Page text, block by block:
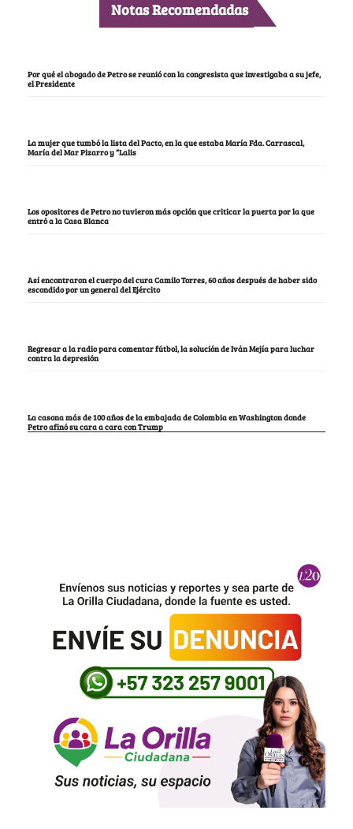
Notas Recomendadas
Por qué el abogado de Petro se reunió con la congresista que investigaba a su jefe,
el Presidente
La mujer que tumbó la lista del Pacto, en la que estaba María Fda. Carrascal,
María del Mar Pizarro y “Lalis
Los opositores de Petro no tuvieron más opción que criticar la puerta por la que
entró a la Casa Blanca
Así encontraron el cuerpo del cura Camilo Torres, 60 años después de haber sido
escondido por un general del Ejército
Regresar a la radio para comentar fútbol, la solución de Iván Mejía para luchar
contra la depresión
La casona más de 100 años de la embajada de Colombia en Washington donde
Petro afinó su cara a cara con Trump